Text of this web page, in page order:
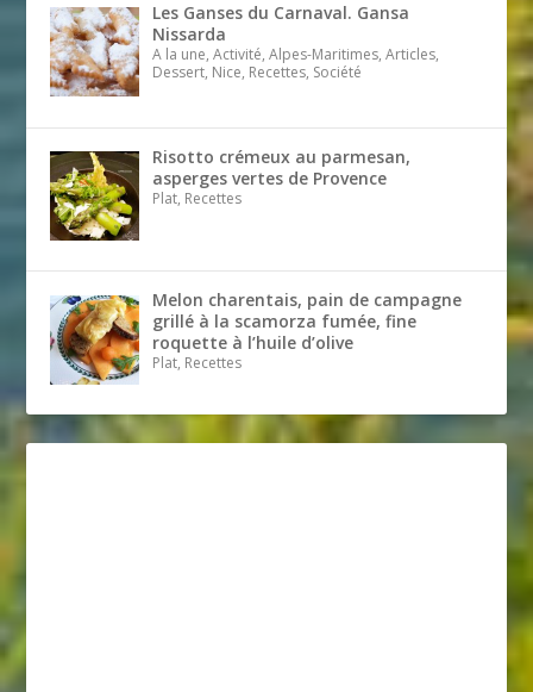
Les Ganses du Carnaval. Gansa
Nissarda
A la une, Activité, Alpes-Maritimes, Articles,
Dessert, Nice, Recettes, Société
Risotto crémeux au parmesan,
asperges vertes de Provence
Plat, Recettes
Melon charentais, pain de campagne
grillé à la scamorza fumée, fine
roquette à l’huile d’olive
Plat, Recettes